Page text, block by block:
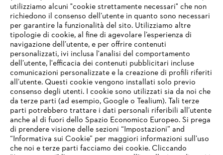
L’azienda
STIHL FAQ
Service
IHR BROWSER WIRD NICHT
utilizziamo alcuni "cookie strettamente necessari" che non
richiedono il consenso dell’utente in quanto sono necessari
per garantire la funzionalità del sito. Utilizziamo altre
tipologie di cookie, al fine di agevolare l’esperienza di
navigazione dell’utente, e per offrire contenuti
personalizzati, ivi inclusa l'analisi del comportamento
dell’utente, l'efficacia dei contenuti pubblicitari incluse
comunicazioni personalizzate e la creazione di profili riferiti
all’utente. Questi cookie vengono installati solo previo
consenso degli utenti. I cookie sono utilizzati sia da noi che
da terze parti (ad esempio, Google o Tealium). Tali terze
parti potrebbero trattare i dati personali riferibili all’utente
anche al di fuori dello Spazio Economico Europeo. Si prega
di prendere visione delle sezioni “Impostazioni” and
“Informativa sui Cookie” per maggiori informazioni sull’uso
che noi e terze parti facciamo dei cookie. Cliccando